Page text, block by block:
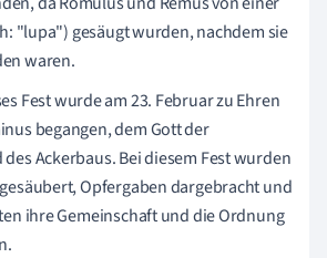
"lupa") gesäugt wurden, nachdem sie
waren.
Fest wurde am 23. Februar zu Ehren
begangen, dem Gott der
Ackerbaus. Bei diesem Fest wurden
Opfergaben dargebracht und
ihre Gemeinschaft und die Ordnung